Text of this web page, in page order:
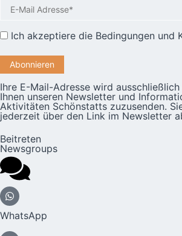
Ich akzeptiere die Bedingungen und
Ihre E-Mail-Adresse wird
Ihnen unseren Newsletter und
Aktivitäten Schönstatts zuzusenden.
jederzeit über den Link im Newsletter
Beitreten
Newsgroups
WhatsApp